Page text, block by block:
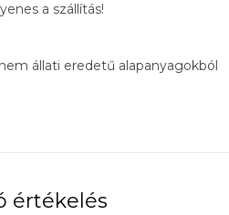
a szállítás!
állati eredetű alapanyagokból
értékelés